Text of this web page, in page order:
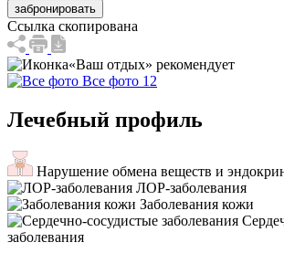
забронировать
Ссылка скопирована
«Ваш отдых» рекомендует
Все фото 12
Лечебный профиль
Нарушение обмена веществ и
ЛОР-заболевания
Заболевания кожи
заболевания